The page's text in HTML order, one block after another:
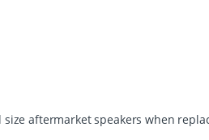
aftermarket speakers when